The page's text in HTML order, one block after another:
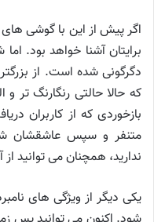
برایتان آشنا خواهد بود.
دگرگونی شده است. از
که حالا حالتی رنگارنگ تر و
بازخوردی که از کاربران
متنفر و سپس عاشقشان
ندارید، همچنان می توانید
یکی دیگر از ویژگی های